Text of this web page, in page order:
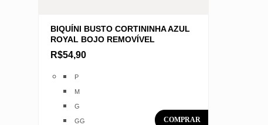
BIQUÍNI BUSTO CORTININHA AZUL
ROYAL BOJO REMOVÍVEL
R$54,90
Este
produto
P
M
G
GG